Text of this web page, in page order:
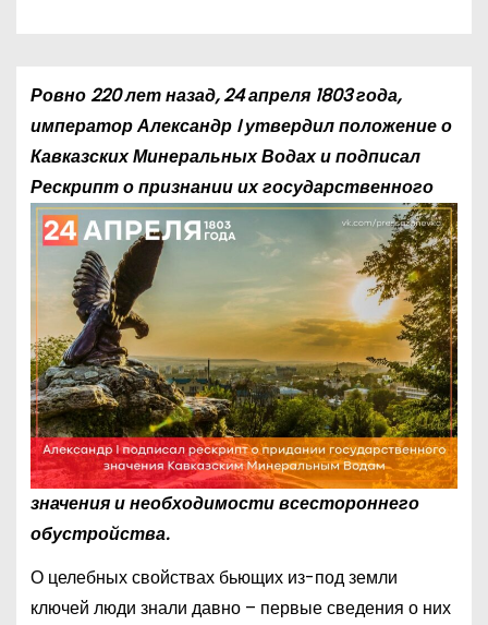
Ровно 220 лет назад, 24 апреля 1803 года,
император Александр I утвердил положение о
Кавказских Минеральных Водах и подписал
Рескрипт опризнании их государственного
значения и необходимости всестороннего
обустройства.
О целебных свойствах бьющих из-под земли
ключей люди знали давно – первые сведения о них